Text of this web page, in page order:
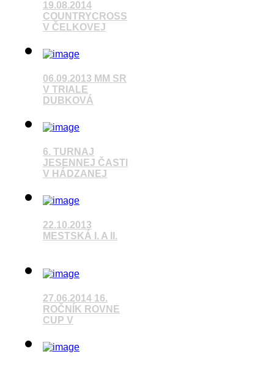
19.08.2014
COUNTRYCROSS
V ČELKOVEJ
Pozrieť video
06.09.2013 MM SR
V TRIALE
DUBKOVÁ
Pozrieť video
6. TURNAJ
JESENNEJ ČASTI
V HÁDZANEJ
Pozrieť video
22.10.2013
MESTSKÁ I. A II.
27.06.2014 16.
ROČNÍK ROVNE
CUP V
Pozrieť video